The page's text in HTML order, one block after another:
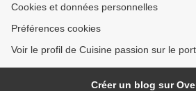
Cookies et données personnelles
Préférences cookies
Voir le profil de Cuisine passion sur le
Créer un blog sur